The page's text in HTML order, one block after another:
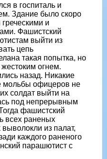
в госпиталь и
Здание было скоро
и
Фашистский
выйти из
цепь
такая попытка, но
огнем.
назад. Никакие
мольбы офицеров не
солдат выйти на
под непрерывным
фашистский
всех раненых
из палат,
каждого раненого
парашютист с